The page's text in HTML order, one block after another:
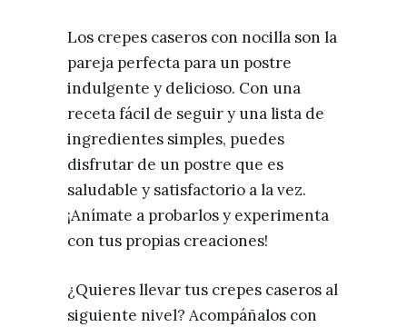
Los crepes caseros con nocilla son la
pareja perfecta para un postre
indulgente y delicioso. Con una
receta fácil de seguir y una lista de
ingredientes simples, puedes
disfrutar de un postre que es
saludable y satisfactorio a la vez.
¡Anímate a probarlos y experimenta
con tus propias creaciones!
¿Quieres llevar tus crepes caseros al
siguiente nivel? Acompáñalos con